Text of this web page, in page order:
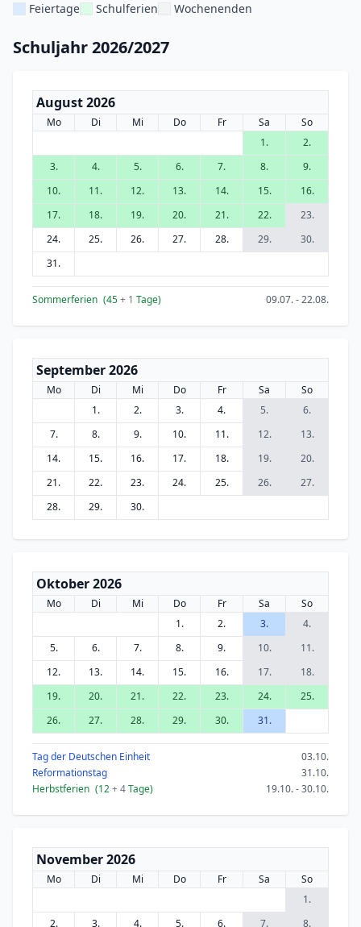
Feiertage Schulferien Wochenenden
Schuljahr 2026/2027
August 2026
Mo Di Mi Do Fr Sa
So
1.
2.
3.
4. 5. 6. 7. 8.
9.
10.
11. 12. 13. 14. 15.
16.
17.
18. 19. 20. 21. 22.
23.
24.
25. 26. 27. 28. 29.
30.
31.
Sommerferien (45+ 1 Tage) 09.07. - 22.08.
September 2026
Mo Di Mi Do Fr Sa
So
1.
2. 3. 4. 5.
6.
7.
8. 9. 10. 11. 12.
13.
14.
15. 16. 17. 18. 19.
20.
21.
22. 23. 24. 25. 26.
27.
28.
29. 30.
Oktober 2026
Mo Di Mi Do Fr Sa
So
1.
2. 3.
4.
5.
6. 7. 8. 9. 10.
11.
12.
13. 14. 15. 16. 17.
18.
19.
20. 21. 22. 23. 24.
25.
26.
27. 28. 29. 30. 31.
Tag der Deutschen Einheit
03.10.
Reformationstag
31.10.
Herbstferien (12+ 4Tage) 19.10. - 30.10.
November 2026
Mo Di Mi Do Fr Sa
So
1.
2.
3. 4. 5. 6. 7. 8.